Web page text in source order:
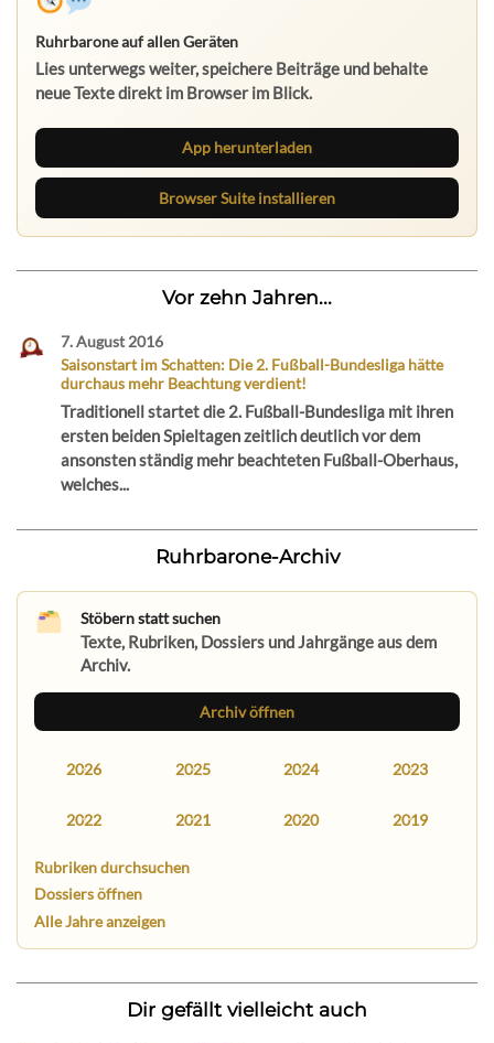
Ruhrbarone auf allen Geräten
Lies unterwegs weiter, speichere Beiträge und behalte
neue Texte direkt im Browser im Blick.
App herunterladen
Browser Suite installieren
Vor zehn Jahren...
7. August 2016
Saisonstart im Schatten: Die 2. Fußball-Bundesliga hätte
durchaus mehr Beachtung verdient!
Traditionell startet die 2. Fußball-Bundesliga mit ihren
ersten beiden Spieltagen zeitlich deutlich vor dem
ansonsten ständig mehr beachteten Fußball-Oberhaus,
welches...
Ruhrbarone-Archiv
Stöbern statt suchen
Texte, Rubriken, Dossiers und Jahrgänge aus dem
Archiv.
Archiv öffnen
2026 2025 2024 2023
2022 2021 2020 2019
Rubriken durchsuchen
Dossiers öffnen
Alle Jahre anzeigen
Dir gefällt vielleicht auch